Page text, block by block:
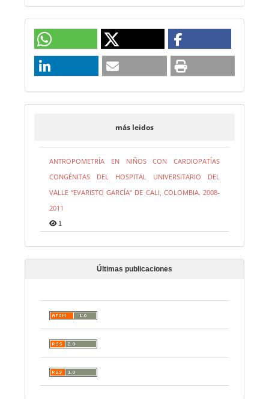
más leidos
ANTROPOMETRÍA EN NIÑOS CON CARDIOPATÍAS
CONGÉNITAS DEL HOSPITAL UNIVERSITARIO DEL
VALLE “EVARISTO GARCÍA” DE CALI, COLOMBIA. 2008-
2011
1
Últimas publicaciones